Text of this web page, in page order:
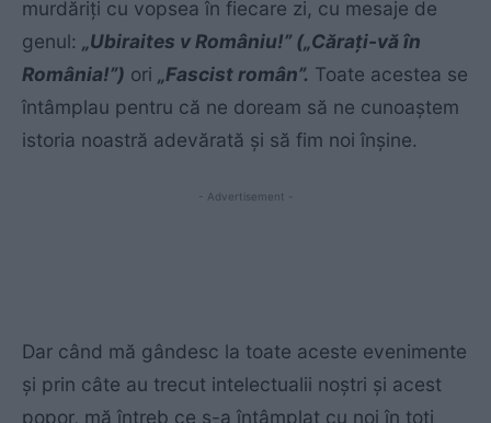
murdăriţi cu vopsea în fiecare zi, cu mesaje de
genul: „Ubiraites v Româniu!”(„Căraţi-vă în
România!”) ori „Fascist român”. Toate acestea se
întâmplau pentru că ne doream să ne cunoaştem
istoria noastră adevărată şi să fim noi înşine.
- Advertisement -
Dar când mă gândesc la toate aceste evenimente
şi prin câte au trecut intelectualii noştri şi acest
popor, mă întreb ce s-a întâmplat cu noi în toţi